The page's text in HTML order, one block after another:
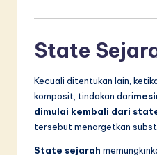
State
Kecuali ditentukan lain,
komposit, tindakan dari
dimulai kembali dari
tersebut menargetkan
State sejarah